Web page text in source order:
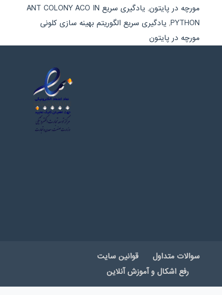
مورچه در پایتون,
یادگیری سریع ANT COLONY ACO IN
PYTHON
, یادگیری سریع الگوریتم بهینه سازی کلونی
مورچه در پایتون
سوالات متداول
قوانین سایت
رفع اشکال و آموزش آنلاین